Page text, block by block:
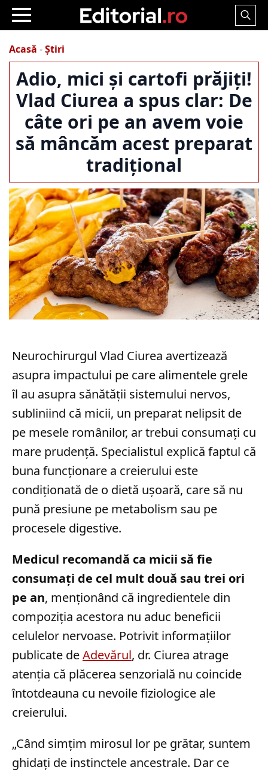
Search
Acasă -Știri
Adio, mici și cartofi prăjiți!
Vlad Ciurea a spus clar: De
câte ori pe an avem voie
să mâncăm acest preparat
tradițional
Neurochirurgul Vlad Ciurea avertizează
asupra impactului pe care alimentele grele
îl au asupra sănătății sistemului nervos,
subliniind că micii, un preparat nelipsit de
pe mesele românilor, ar trebui consumați cu
mare prudență. Specialistul explică faptul că
buna funcționare a creierului este
condiționată de o dietă ușoară, care să nu
pună presiune pe metabolism sau pe
procesele digestive.
Medicul recomandă ca micii să fie
consumați de cel mult două sau trei ori
pe an, menționând că ingredientele din
compoziția acestora nu aduc beneficii
celulelor nervoase. Potrivit informațiilor
publicate deAdevărul, dr. Ciurea atrage
atenția că plăcerea senzorială nu coincide
întotdeauna cu nevoile fiziologice ale
creierului.
„Când simțim mirosul lor pe grătar, suntem
ghidați de instinctele ancestrale. Dar ce